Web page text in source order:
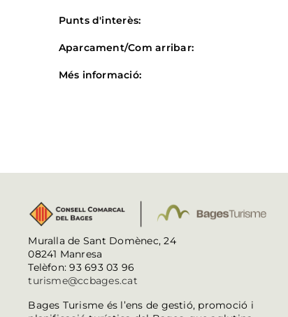
Punts d'interès:
Aparcament/Com arribar:
Més informació:
Muralla de Sant Domènec, 24
08241 Manresa
Telèfon: 93 693 03 96
turisme@ccbages.cat
Bages Turisme és l’ens de gestió, promoció i